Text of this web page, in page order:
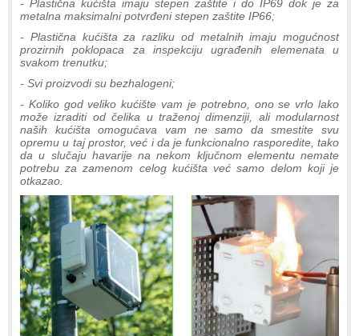
- Plastična kućišta imaju stepen zaštite i do IP69 dok je za
metalna maksimalni potvrđeni stepen zaštite IP66;
- Plastična kućišta za razliku od metalnih imaju mogućnost
prozirnih poklopaca za inspekciju ugrađenih elemenata u
svakom trenutku;
- Svi proizvodi su bezhalogeni;
- Koliko god veliko kućište vam je potrebno, ono se vrlo lako
može izraditi od čelika u traženoj dimenziji, ali modularnost
naših kućišta omogućava vam ne samo da smestite svu
opremu u taj prostor, već i da je funkcionalno rasporedite, tako
da u slučaju havarije na nekom ključnom elementu nemate
potrebu za zamenom celog kućišta već samo delom koji je
otkazao.